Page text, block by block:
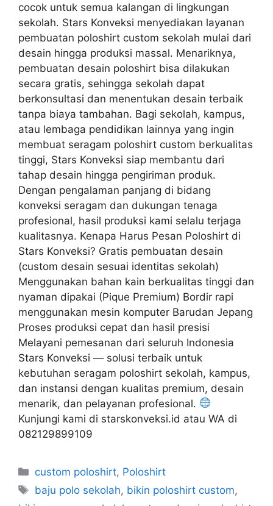
cocok untuk semua kalangan di lingkungan
sekolah. Stars Konveksi menyediakan layanan
pembuatan poloshirt custom sekolah mulai dari
desain hingga produksi massal. Menariknya,
pembuatan desain poloshirt bisa dilakukan
secara gratis, sehingga sekolah dapat
berkonsultasi dan menentukan desain terbaik
tanpa biaya tambahan. Bagi sekolah, kampus,
atau lembaga pendidikan lainnya yang ingin
membuat seragam poloshirt custom berkualitas
tinggi, Stars Konveksi siap membantu dari
tahap desain hingga pengiriman produk.
Dengan pengalaman panjang di bidang
konveksi seragam dan dukungan tenaga
profesional, hasil produksi kami selalu terjaga
kualitasnya. Kenapa Harus Pesan Poloshirt di
Stars Konveksi? Gratis pembuatan desain
(custom desain sesuai identitas sekolah)
Menggunakan bahan kain berkualitas tinggi dan
nyaman dipakai (Pique Premium) Bordir rapi
menggunakan mesin komputer Barudan Jepang
Proses produksi cepat dan hasil presisi
Melayani pemesanan dari seluruh Indonesia
Stars Konveksi — solusi terbaik untuk
kebutuhan seragam poloshirt sekolah, kampus,
dan instansi dengan kualitas premium, desain
menarik, dan pelayanan profesional.
Kunjungi kami di starskonveksi.id atau WA di
082129899109
custom poloshirt, Poloshirt
baju polo sekolah, bikin poloshirt custom,